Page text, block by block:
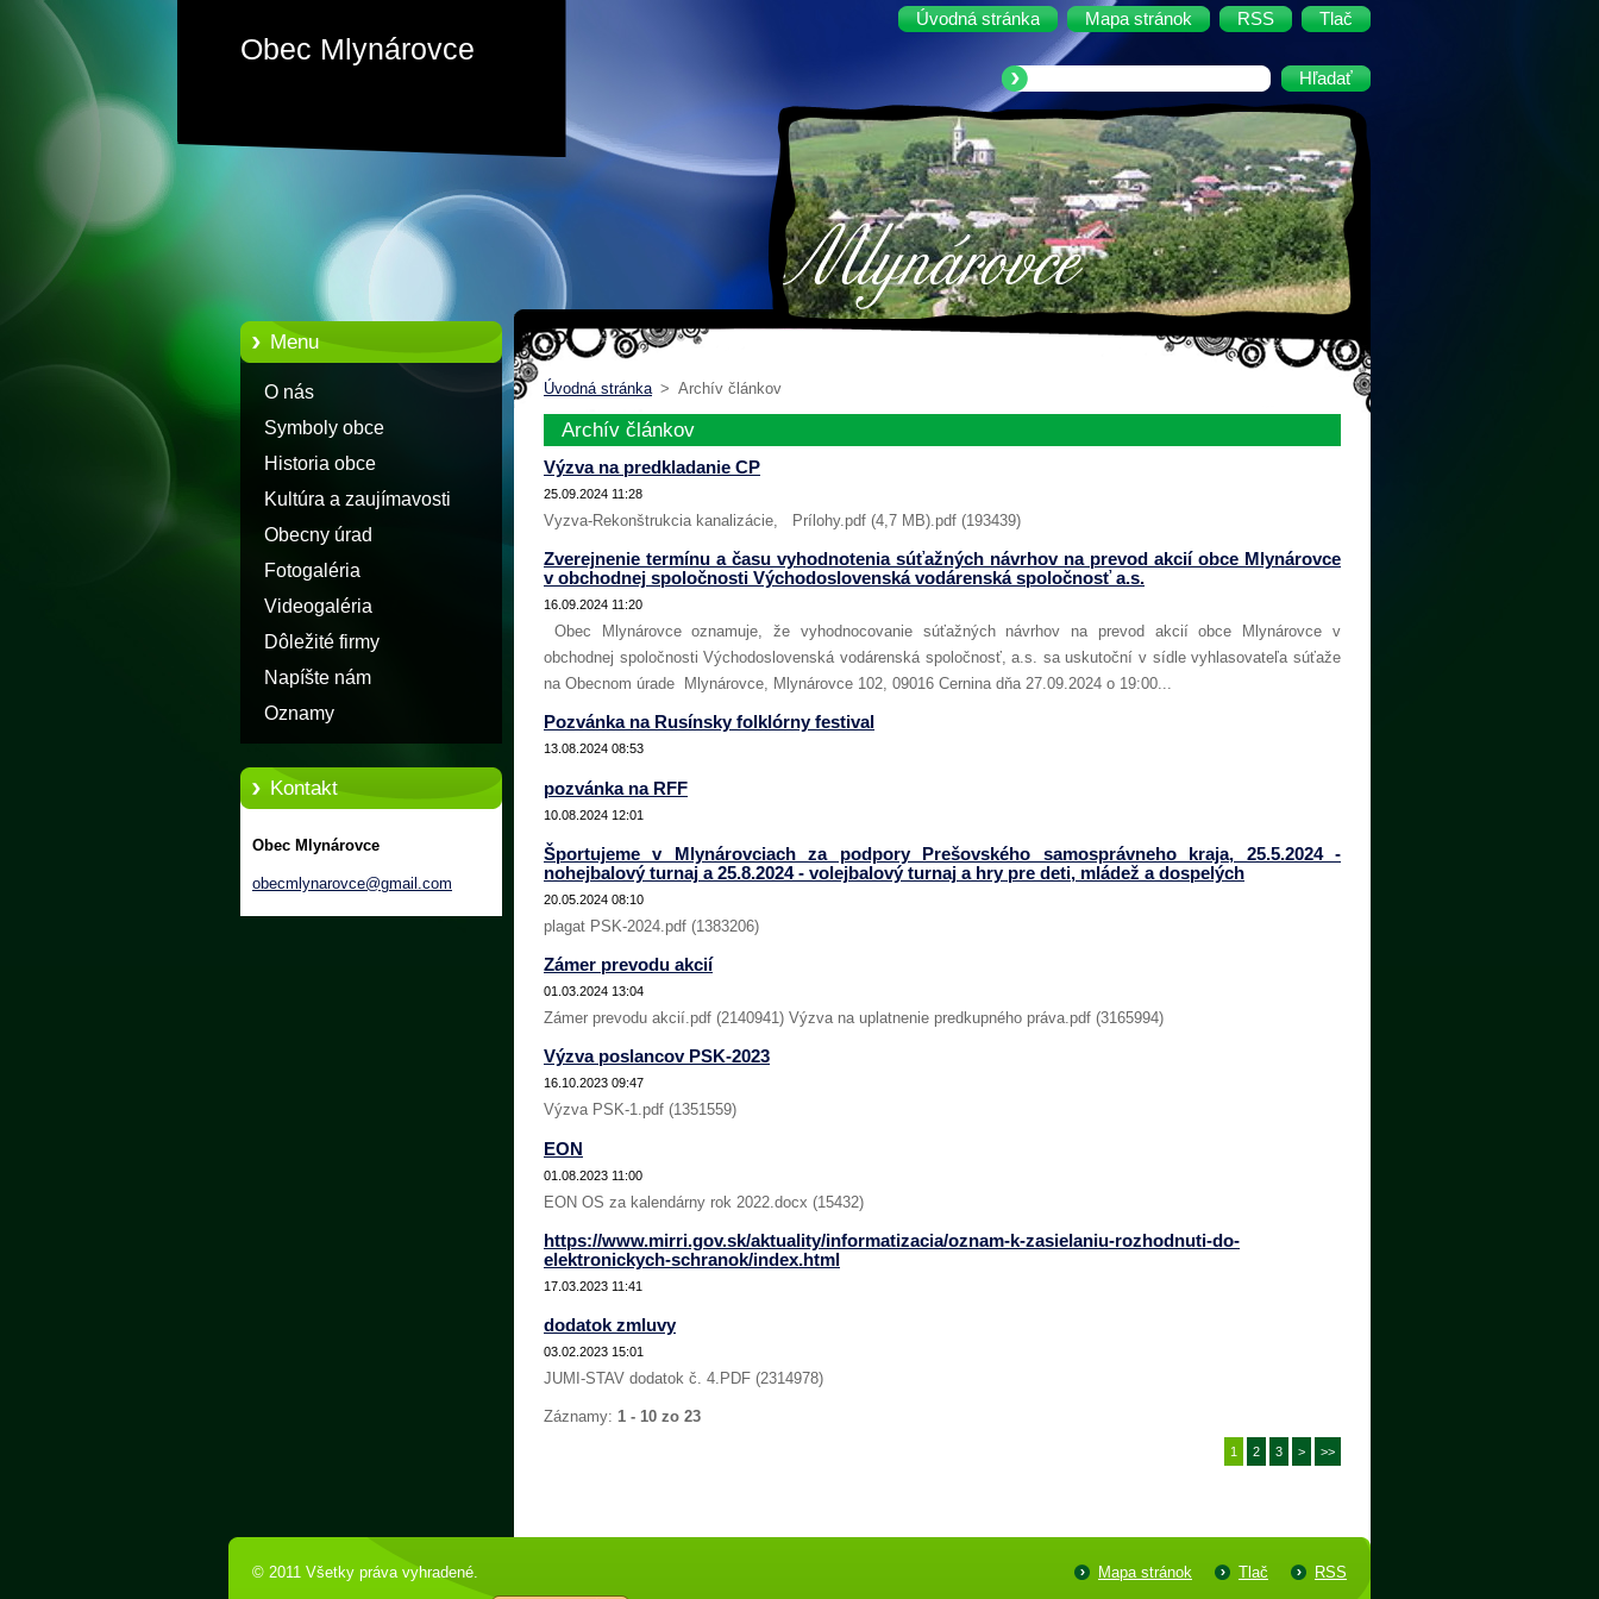
Úvodná stránka Mapa stránok RSS Tlač
Obec Mlynárovce
Menu
O nás
Symboly obce
Historia obce
Kultúra a zaujímavosti
Obecny úrad
Fotogaléria
Videogaléria
Dôležité firmy
Napíšte nám
Oznamy
Kontakt
Obec Mlynárovce
obecmlynarovce@gmail.com
Úvodná stránka > Archív článkov
Archív článkov
Výzva na predkladanie CP
25.09.2024 11:28
Vyzva-Rekonštrukcia kanalizácie, Prílohy.pdf (4,7 MB).pdf (193439)
Zverejnenie termínu a času vyhodnotenia súťažných návrhov na prevod akcií obce Mlynárovce
v obchodnej spoločnosti Východoslovenská vodárenská spoločnosť a.s.
16.09.2024 11:20
Obec Mlynárovce oznamuje, že vyhodnocovanie súťažných návrhov na prevod akcií obce Mlynárovce v
obchodnej spoločnosti Východoslovenská vodárenská spoločnosť, a.s. sa uskutoční v sídle vyhlasovateľa súťaže
na Obecnom úrade Mlynárovce, Mlynárovce 102, 09016 Cernina dňa 27.09.2024 o 19:00...
Pozvánka na Rusínsky folklórny festival
13.08.2024 08:53
pozvánka na RFF
10.08.2024 12:01
Športujeme v Mlynárovciach za podpory Prešovského samosprávneho kraja, 25.5.2024 -
nohejbalový turnaj a 25.8.2024 - volejbalový turnaj a hry pre deti, mládež a dospelých
20.05.2024 08:10
plagat PSK-2024.pdf (1383206)
Zámer prevodu akcií
01.03.2024 13:04
Zámer prevodu akcií.pdf (2140941) Výzva na uplatnenie predkupného práva.pdf (3165994)
Výzva poslancov PSK-2023
16.10.2023 09:47
Výzva PSK-1.pdf (1351559)
EON
01.08.2023 11:00
EON OS za kalendárny rok 2022.docx (15432)
https://www.mirri.gov.sk/aktuality/informatizacia/oznam-k-zasielaniu-rozhodnuti-do-
elektronickych-schranok/index.html
17.03.2023 11:41
dodatok zmluvy
03.02.2023 15:01
JUMI-STAV dodatok č. 4.PDF (2314978)
Záznamy: 1 - 10 zo 23
1 2 3 > >>
Mapa stránok Tlač RSS
© 2011 Všetky práva vyhradené.